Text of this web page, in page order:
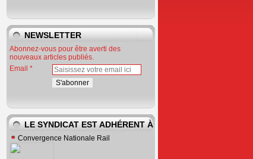
NEWSLETTER
Abonnez-vous pour être averti des
nouveaux articles publiés.
Email
LE SYNDICAT EST ADHÉRENT À
Convergence Nationale Rail